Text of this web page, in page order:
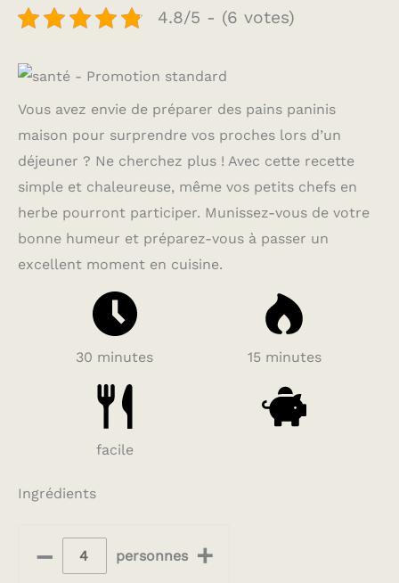
4.8/5 - (6 votes)
Vous avez envie de préparer des pains paninis
maison pour surprendre vos proches lors d’un
déjeuner ? Ne cherchez plus ! Avec cette recette
simple et chaleureuse, même vos petits chefs en
herbe pourront participer. Munissez-vous de votre
bonne humeur et préparez-vous à passer un
excellent moment en cuisine.
30 minutes 15 minutes
facile
Ingrédients
– personnes +